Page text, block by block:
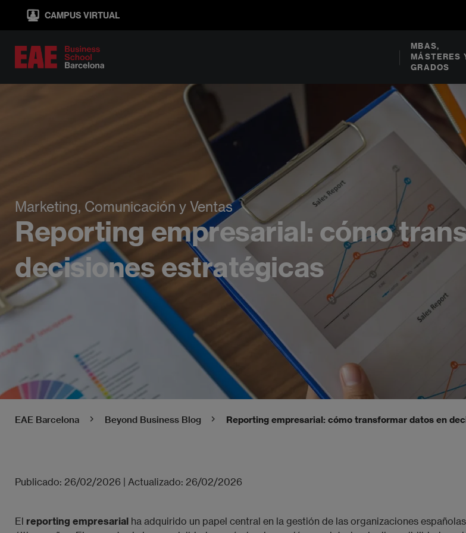
principal
CAMPUS VIRTUAL
MBAS,
MÁSTERES
GRADOS
Marketing, Comunicación y Ventas
Reporting empresarial: cómo
decisiones estratégicas
EAE Barcelona Beyond Business Blog Reporting empresarial: cómo transformar datos en
Publicado: 26/02/2026 | Actualizado: 26/02/2026
El reporting empresarial ha adquirido un papel central en la gestión de las organizaciones